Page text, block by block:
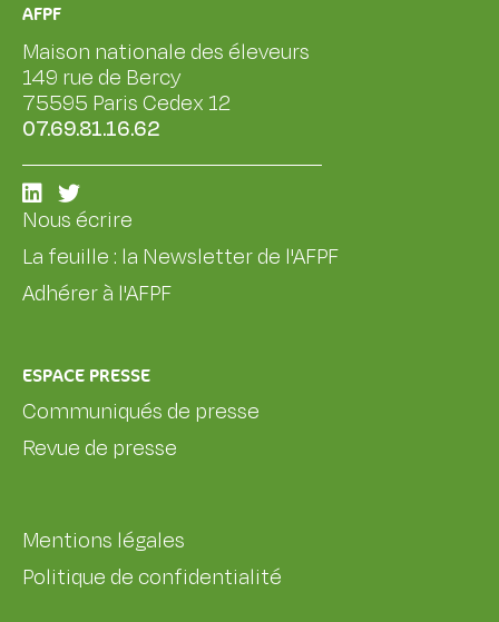
AFPF
Maison nationale des éleveurs
149 rue de Bercy
75595 Paris Cedex 12
07.69.81.16.62
Nous écrire
La feuille : la Newsletter de l'AFPF
Adhérer à l'AFPF
ESPACE PRESSE
Communiqués de presse
Revue de presse
Mentions légales
Politique de confidentialité